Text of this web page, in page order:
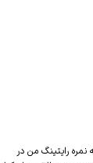
رایتینگ من در